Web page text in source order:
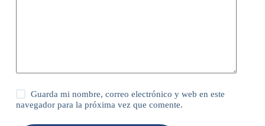
Guarda mi nombre, correo electrónico y web en este
navegador para la próxima vez que comente.